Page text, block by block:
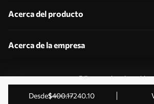
desde$400.17240.10
Acerca del producto
Acerca de la empresa
Editar permisos de cookies
2011-2026 Uwalls . Todos los